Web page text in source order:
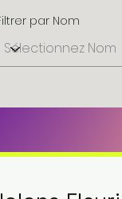
par Nom